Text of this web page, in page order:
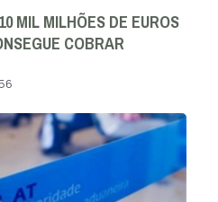
MIL MILHÕES DE EUROS
COBRAR